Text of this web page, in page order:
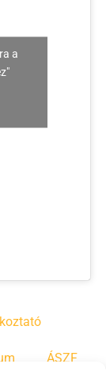
a
ÁSZF